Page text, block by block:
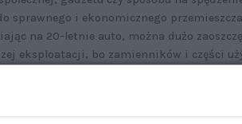
sprawnego i ekonomicznego
na 20-letnie auto, można dużo
eksploatacji, bo zamienników i części
kontrola interesującego nas auta i